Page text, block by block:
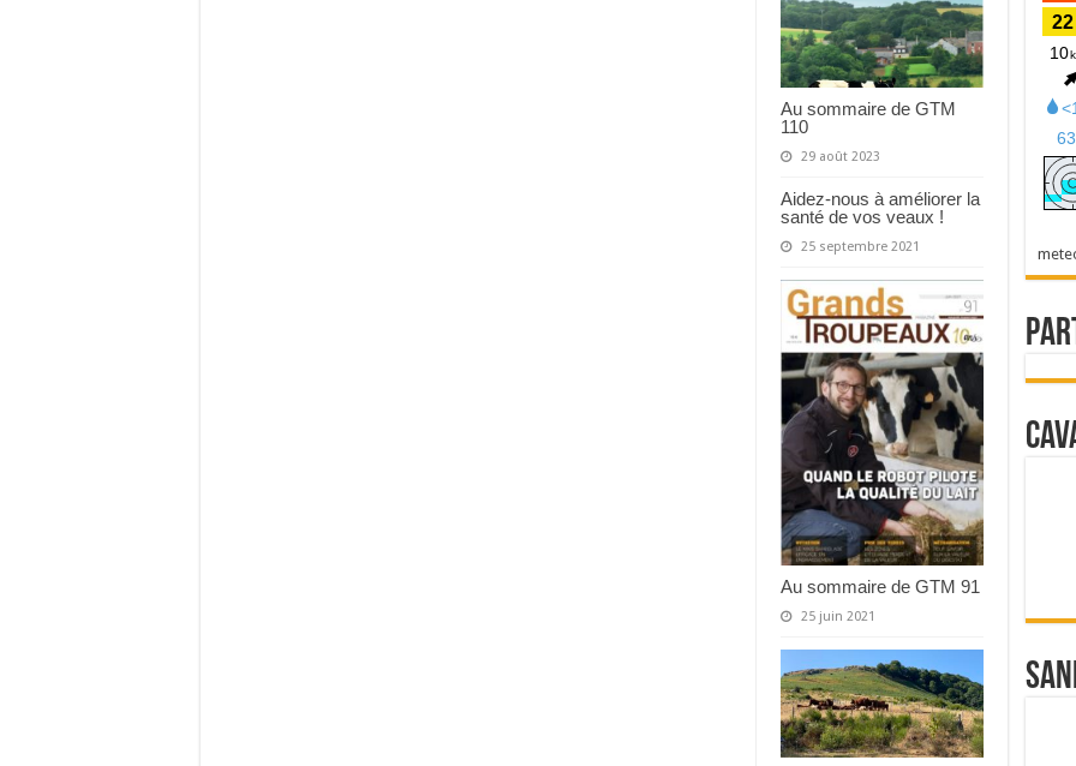
Au sommaire de GTM
110
29 août 2023
Aidez-nous à améliorer la
santé de vos veaux !
25 septembre 2021
Au sommaire de GTM 91
25 juin 2021